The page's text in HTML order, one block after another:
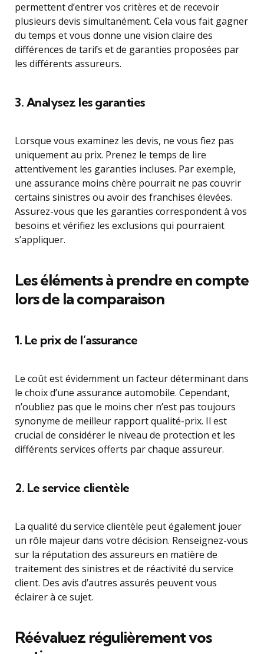
permettent d’entrer vos critères et de recevoir
plusieurs devis simultanément. Cela vous fait gagner
du temps et vous donne une vision claire des
différences de tarifs et de garanties proposées par
les différents assureurs.
3. Analysez les garanties
Lorsque vous examinez les devis, ne vous fiez pas
uniquement au prix. Prenez le temps de lire
attentivement les garanties incluses. Par exemple,
une assurance moins chère pourrait ne pas couvrir
certains sinistres ou avoir des franchises élevées.
Assurez-vous que les garanties correspondent à vos
besoins et vérifiez les exclusions qui pourraient
s’appliquer.
Les éléments à prendre en compte
lors de la comparaison
1. Le prix de l’assurance
Le coût est évidemment un facteur déterminant dans
le choix d’une assurance automobile. Cependant,
n’oubliez pas que le moins cher n’est pas toujours
synonyme de meilleur rapport qualité-prix. Il est
crucial de considérer le niveau de protection et les
différents services offerts par chaque assureur.
2. Le service clientèle
La qualité du service clientèle peut également jouer
un rôle majeur dans votre décision. Renseignez-vous
sur la réputation des assureurs en matière de
traitement des sinistres et de réactivité du service
client. Des avis d’autres assurés peuvent vous
éclairer à ce sujet.
Réévaluez régulièrement vos